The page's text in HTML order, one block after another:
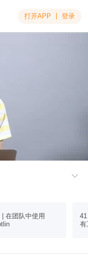
打开APP 登录

| 在团队中使用
有